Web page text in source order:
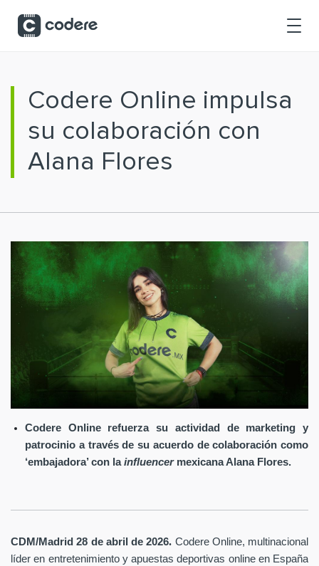
Codere Online impulsa
su colaboración con
Alana Flores
Codere Online refuerza su actividad de marketing y
patrocinio a través de su acuerdo de colaboración como
‘embajadora’ con lainfluencermexicana Alana Flores.
CDM/Madrid 28 de abril de 2026. Codere Online, multinacional
líder en entretenimiento y apuestas deportivas online en España